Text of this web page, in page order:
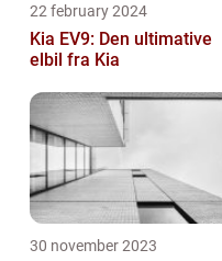
22 february 2024
Kia EV9: Den ultimative
elbil fra Kia
30 november 2023